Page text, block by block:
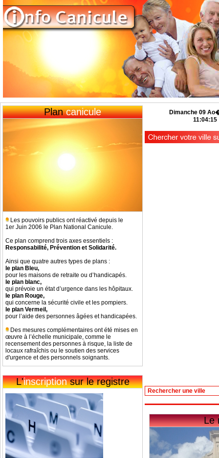
Plancanicule
Les pouvoirs publics ont réactivé depuis le
1er Juin 2006 le Plan National Canicule.
Ce plan comprend trois axes essentiels :
Responsabilité, Prévention et Solidarité.
Ainsi que quatre autres types de plans :
le plan Bleu,
pour les maisons de retraite ou d’handicapés.
le plan blanc,
qui prévoie un état d’urgence dans les hôpitaux.
le plan Rouge,
qui concerne la sécurité civile et les pompiers.
le plan Vermeil,
pour l’aide des personnes âgées et handicapées.
Des mesures complémentaires ont été mises en
œuvre à l’échelle municipale, comme le
recensement des personnes à risque, la liste de
locaux rafraîchis ou le soutien des services
d'urgence et des personnels soignants.
L'inscriptionsur le registre
Dimanche 09
11:04:16
Le